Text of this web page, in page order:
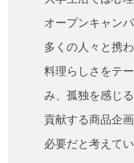
オープンキャン
多くの人々と携
料理らしさをテ
み、孤独を感じ
貢献する商品企
必要だと考えてい